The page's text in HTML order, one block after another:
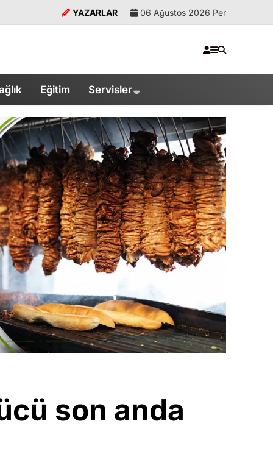
YAZARLAR 06 Ağustos 2026 Per
Eğitim Servisler
son anda